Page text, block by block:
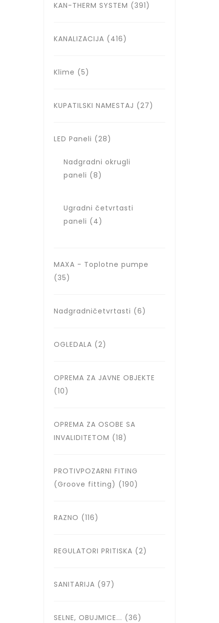
KAN-THERM SYSTEM (391)
KANALIZACIJA (416)
Klime (5)
KUPATILSKI NAMESTAJ (27)
LED Paneli (28)
Nadgradni okrugli
paneli (8)
Ugradni četvrtasti
paneli (4)
MAXA - Toplotne pumpe
(35)
Nadgradničetvrtasti (6)
OGLEDALA (2)
OPREMA ZA JAVNE OBJEKTE
(10)
OPREMA ZA OSOBE SA
INVALIDITETOM (18)
PROTIVPOZARNI FITING
(Groove fitting) (190)
RAZNO (116)
REGULATORI PRITISKA (2)
SANITARIJA (97)
SELNE, OBUJMICE... (36)